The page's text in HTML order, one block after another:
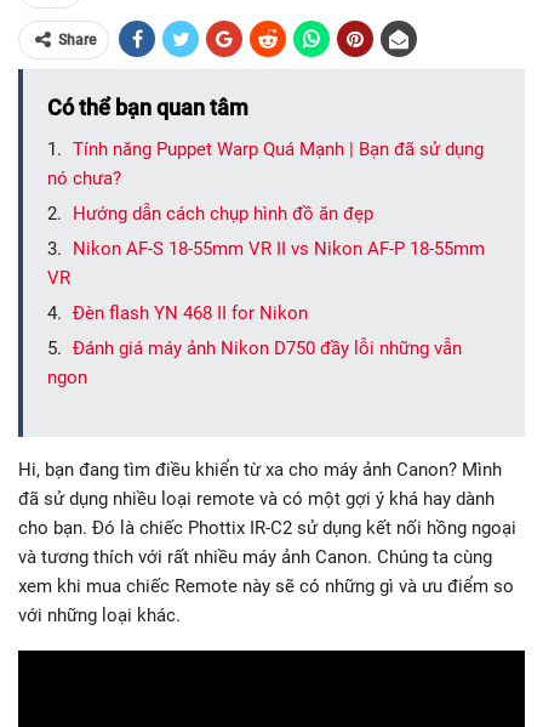
Share
Có thể bạn quan tâm
Tính năng Puppet Warp Quá Mạnh | Bạn đã sử dụng
nó chưa?
Hướng dẫn cách chụp hình đồ ăn đẹp
Nikon AF-S 18-55mm VR II vs Nikon AF-P 18-55mm
VR
Đèn flash YN 468 II for Nikon
Đánh giá máy ảnh Nikon D750 đầy lỗi những vẫn
ngon
Hi, bạn đang tìm điều khiển từ xa cho máy ảnh Canon? Mình
đã sử dụng nhiều loại remote và có một gợi ý khá hay dành
cho bạn. Đó là chiếc Phottix IR-C2 sử dụng kết nối hồng ngoại
và tương thích với rất nhiều máy ảnh Canon. Chúng ta cùng
xem khi mua chiếc Remote này sẽ có những gì và ưu điểm so
với những loại khác.